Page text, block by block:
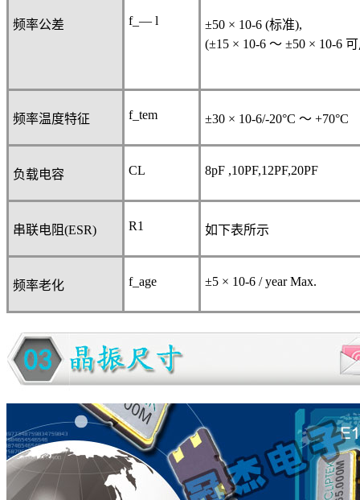
频率公差 f_— l ±50 × 10-6 (标准),
(±15 × 10-6 ～ ±50 × 10-6
频率温度特征 f_tem ±30 × 10-6/-20°C ～ +70°C
负载电容 CL 8pF ,10PF,12PF,20PF
串联电阻(ESR) R1 如下表所示
频率老化 f_age ±5 × 10-6 / year Max.